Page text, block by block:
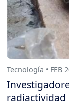
Tecnología • FEB